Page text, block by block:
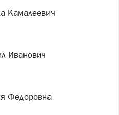
Камалеевич
Иванович
Федоровна